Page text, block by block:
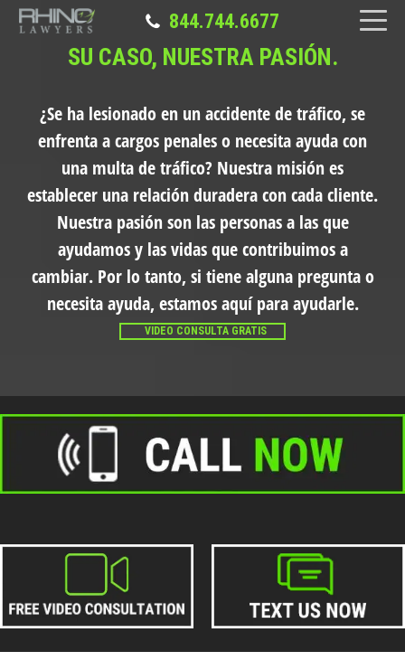
844.744.6677
SU CASO, NUESTRA PASIÓN.
¿Se ha lesionado en un accidente de tráfico, se
enfrenta a cargos penales o necesita ayuda con
una multa de tráfico? Nuestra misión es
establecer una relación duradera con cada cliente.
Nuestra pasión son las personas a las que
ayudamos y las vidas que contribuimos a
cambiar. Por lo tanto, si tiene alguna pregunta o
necesita ayuda, estamos aquí para ayudarle.
VIDEO CONSULTA GRATIS